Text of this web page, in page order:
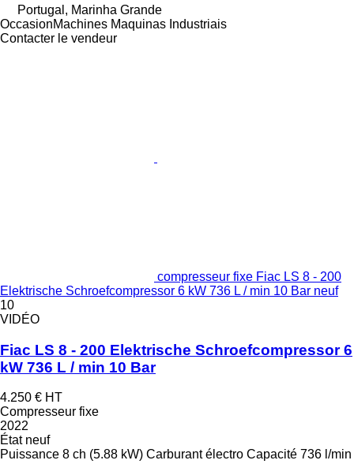
Portugal, Marinha Grande
OccasionMachines Maquinas Industriais
Contacter le vendeur
compresseur fixe Fiac LS 8 - 200
Elektrische Schroefcompressor 6 kW 736 L / min 10 Bar neuf
10
VIDÉO
Fiac LS 8 - 200 Elektrische Schroefcompressor 6
kW 736 L / min 10 Bar
4.250 € HT
Compresseur fixe
2022
Étatneuf
Puissance 8 ch (5.88 kW) Carburant électro Capacité 736 l/min